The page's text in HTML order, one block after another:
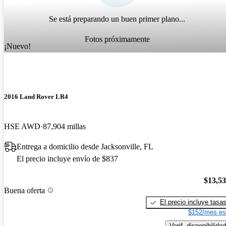
Se está preparando un buen primer plano...
Fotos próximamente
¡Nuevo!
2016 Land Rover LR4
HSE AWD 87,904 millas
Entrega a domicilio desde Jacksonville, FL
El precio incluye envío de $837
Buena oferta
El precio incluye tasas
$152/mes